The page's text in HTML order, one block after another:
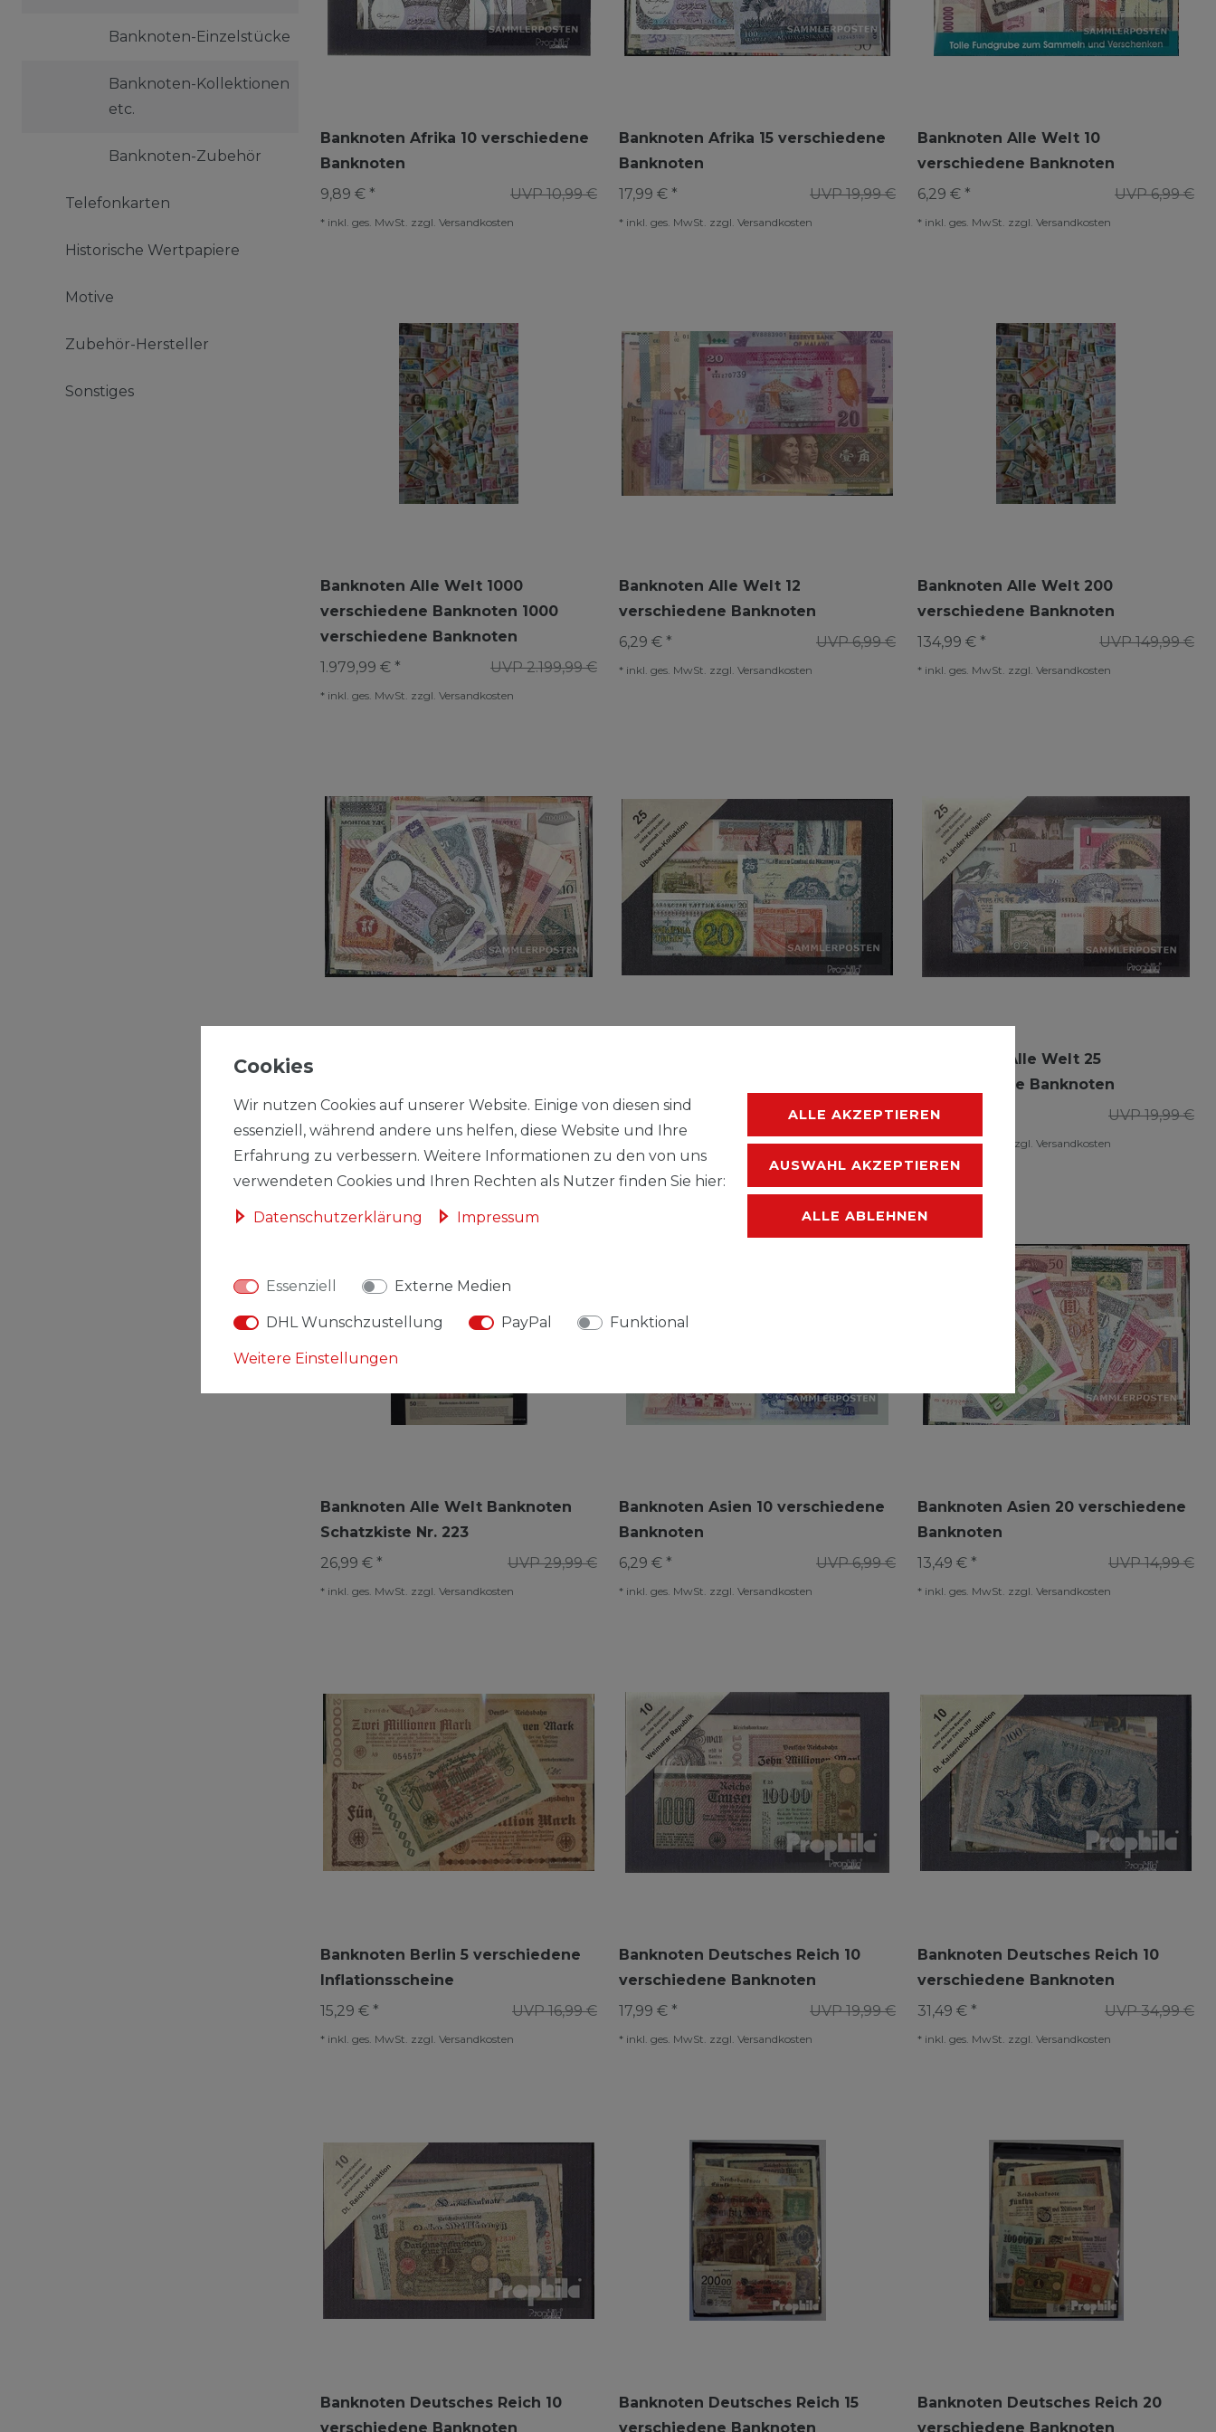
Banknoten-Einzelstücke
Banknoten-Kollektionen
etc.
Banknoten-Zubehör
Telefonkarten
Historische Wertpapiere
Motive
Zubehör-Hersteller
Sonstiges
Banknoten Afrika 10 verschiedene
Banknoten
UVP 10,99 €
9,89 € *
* inkl. ges. MwSt. zzgl. Versandkosten
Banknoten Afrika 15 verschiedene
Banknoten
UVP 19,99 €
17,99 € *
* inkl. ges. MwSt. zzgl. Versandkosten
Banknoten Alle Welt 10
verschiedene Banknoten
UVP 6,99 €
6,29 € *
* inkl. ges. MwSt. zzgl. Versandkosten
Banknoten Alle Welt 1000
verschiedene Banknoten 1000
verschiedene Banknoten
UVP 2.199,99 €
1.979,99 € *
* inkl. ges. MwSt. zzgl. Versandkosten
Banknoten Alle Welt 12
verschiedene Banknoten
UVP 6,99 €
6,29 € *
* inkl. ges. MwSt. zzgl. Versandkosten
Banknoten Alle Welt 200
verschiedene Banknoten
UVP 149,99 €
134,99 € *
* inkl. ges. MwSt. zzgl. Versandkosten
UVP 14,99 €
13,49 € *
UVP 16,99 €
15,29 € *
Versandkosten
Banknoten Alle Welt 25
verschiedene Banknoten
UVP 19,99 €
17,99 € *
*inkl. ges. MwSt. zzgl. Versandkosten
Banknoten Alle Welt Banknoten
Schatzkiste Nr. 223
UVP 29,99 €
26,99 € *
* inkl. ges. MwSt. zzgl. Versandkosten
Banknoten Asien 10 verschiedene
Banknoten
UVP 6,99 €
6,29 € *
* inkl. ges. MwSt. zzgl. Versandkosten
Banknoten Asien 20 verschiedene
Banknoten
UVP 14,99 €
13,49 € *
* inkl. ges. MwSt. zzgl. Versandkosten
Banknoten Berlin 5 verschiedene
Inflationsscheine
UVP 16,99 €
15,29 € *
* inkl. ges. MwSt. zzgl. Versandkosten
Banknoten Deutsches Reich 10
verschiedene Banknoten
UVP 19,99 €
17,99 € *
* inkl. ges. MwSt. zzgl. Versandkosten
Banknoten Deutsches Reich 10
verschiedene Banknoten
UVP 34,99 €
31,49 € *
* inkl. ges. MwSt. zzgl. Versandkosten
Banknoten Deutsches Reich 10
verschiedene Banknoten
Banknoten Deutsches Reich 15
verschiedene Banknoten
Banknoten Deutsches Reich 20
verschiedene Banknoten
Cookies
Wir nutzen Cookies auf unserer Website. Einige von diesen sind
essenziell, während andere uns helfen, diese Website und Ihre
Erfahrung zu verbessern. Weitere Informationen zu den von uns
verwendeten Cookies und Ihren Rechten als Nutzer finden Sie hier:
Daten­schutz­erklärung Impressum
Essenziell Externe Medien
DHL Wunschzustellung PayPal Funktional
Weitere Einstellungen
ALLE AKZEPTIEREN
AUSWAHL AKZEPTIEREN
ALLE ABLEHNEN